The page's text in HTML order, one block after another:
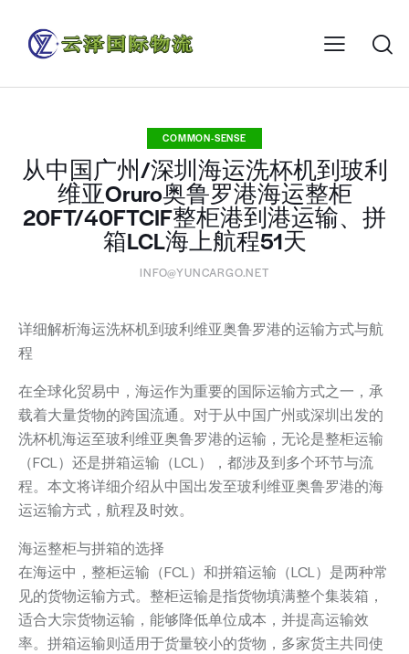
COMMON-SENSE
从中国广州/深圳海运洗杯机到玻利
维亚Oruro奥鲁罗港海运整柜
20FT/40FTCIF整柜港到港运输、拼
箱LCL海上航程51天
INFO@YUNCARGO.NET
详细解析海运洗杯机到玻利维亚奥鲁罗港的运输方式与航
程
在全球化贸易中，海运作为重要的国际运输方式之一，承
载着大量货物的跨国流通。对于从中国广州或深圳出发的
洗杯机海运至玻利维亚奥鲁罗港的运输，无论是整柜运输
（FCL）还是拼箱运输（LCL），都涉及到多个环节与流
程。本文将详细介绍从中国出发至玻利维亚奥鲁罗港的海
运运输方式，航程及时效。
海运整柜与拼箱的选择
在海运中，整柜运输（FCL）和拼箱运输（LCL）是两种常
见的货物运输方式。整柜运输是指货物填满整个集装箱，
适合大宗货物运输，能够降低单位成本，并提高运输效
率。拼箱运输则适用于货量较小的货物，多家货主共同使